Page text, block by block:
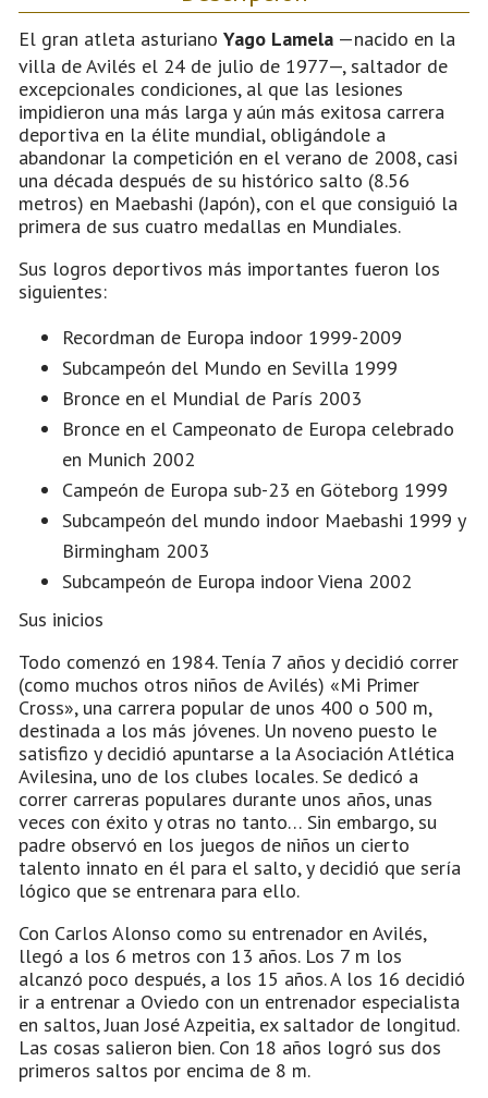
El gran atleta asturiano Yago Lamela —nacido en la
villa de Avilés el 24 de julio de 1977—, saltador de
excepcionales condiciones, al que las lesiones
impidieron una más larga y aún más exitosa carrera
deportiva en la élite mundial, obligándole a
abandonar la competición en el verano de 2008, casi
una década después de su histórico salto (8.56
metros) en Maebashi (Japón), con el que consiguió la
primera de sus cuatro medallas en Mundiales.
Sus logros deportivos más importantes fueron los
siguientes:
Recordman de Europa indoor 1999-2009
Subcampeón del Mundo en Sevilla 1999
Bronce en el Mundial de París 2003
Bronce en el Campeonato de Europa celebrado
en Munich 2002
Campeón de Europa sub-23 en Göteborg 1999
Subcampeón del mundo indoor Maebashi 1999 y
Birmingham 2003
Subcampeón de Europa indoor Viena 2002
Sus inicios
Todo comenzó en 1984. Tenía 7 años y decidió correr
(como muchos otros niños de Avilés) «Mi Primer
Cross», una carrera popular de unos 400 o 500 m,
destinada a los más jóvenes. Un noveno puesto le
satisfizo y decidió apuntarse a la Asociación Atlética
Avilesina, uno de los clubes locales. Se dedicó a
correr carreras populares durante unos años, unas
veces con éxito y otras no tanto… Sin embargo, su
padre observó en los juegos de niños un cierto
talento innato en él para el salto, y decidió que sería
lógico que se entrenara para ello.
Con Carlos Alonso como su entrenador en Avilés,
llegó a los 6 metros con 13 años. Los 7 m los
alcanzó poco después, a los 15 años. A los 16 decidió
ir a entrenar a Oviedo con un entrenador especialista
en saltos, Juan José Azpeitia, ex saltador de longitud.
Las cosas salieron bien. Con 18 años logró sus dos
primeros saltos por encima de 8 m.